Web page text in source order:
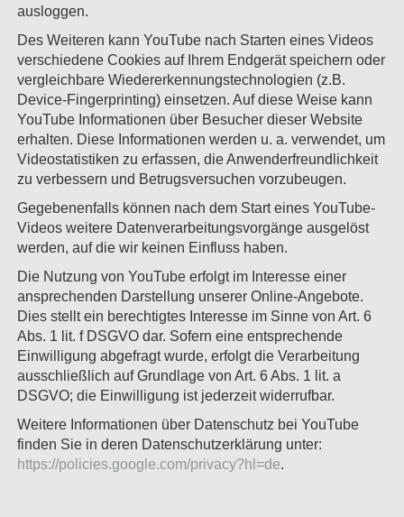
ausloggen.
Des Weiteren kann YouTube nach Starten eines Videos
verschiedene Cookies auf Ihrem Endgerät speichern oder
vergleichbare Wiedererkennungstechnologien (z.B.
Device-Fingerprinting) einsetzen. Auf diese Weise kann
YouTube Informationen über Besucher dieser Website
erhalten. Diese Informationen werden u. a. verwendet, um
Videostatistiken zu erfassen, die Anwenderfreundlichkeit
zu verbessern und Betrugsversuchen vorzubeugen.
Gegebenenfalls können nach dem Start eines YouTube-
Videos weitere Datenverarbeitungsvorgänge ausgelöst
werden, auf die wir keinen Einfluss haben.
Die Nutzung von YouTube erfolgt im Interesse einer
ansprechenden Darstellung unserer Online-Angebote.
Dies stellt ein berechtigtes Interesse im Sinne von Art. 6
Abs. 1 lit. f DSGVO dar. Sofern eine entsprechende
Einwilligung abgefragt wurde, erfolgt die Verarbeitung
ausschließlich auf Grundlage von Art. 6 Abs. 1 lit. a
DSGVO; die Einwilligung ist jederzeit widerrufbar.
Weitere Informationen über Datenschutz bei YouTube
finden Sie in deren Datenschutzerklärung unter:
https://policies.google.com/privacy?hl=de.